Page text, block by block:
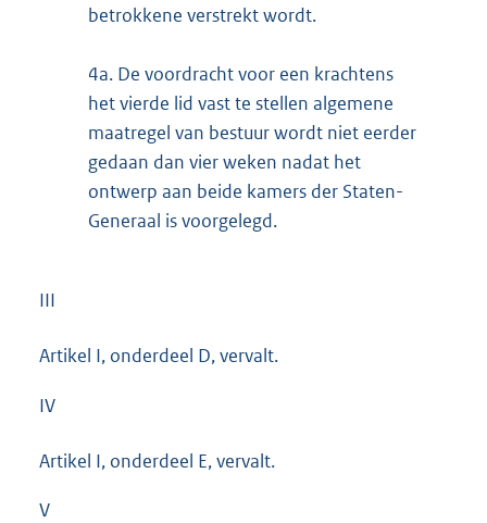
betrokkene verstrekt wordt.
4a. De voordracht voor een krachtens
het vierde lid vast te stellen algemene
maatregel van bestuur wordt niet eerder
gedaan dan vier weken nadat het
ontwerp aan beide kamers der Staten-
Generaal is voorgelegd.
III
Artikel I, onderdeel D, vervalt.
IV
Artikel I, onderdeel E, vervalt.
V